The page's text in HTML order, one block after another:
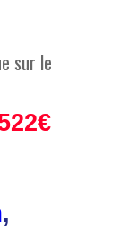
sur le
,